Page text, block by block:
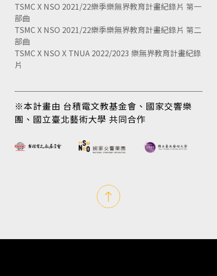
TSMC X NSO 2021/22樂季樂無界教育計畫紀錄片 第一
部曲
TSMC X NSO 2021/22樂季樂無界教育計畫紀錄片 第二
部曲
TSMC X NSO X TNUA 2022/2023 樂無界教育計畫紀錄
片
※本計畫由 台積電文教基金會、國家交響樂
團、國立臺北藝術大學 共同合作